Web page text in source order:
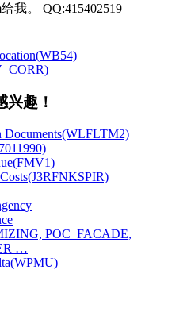
我。 QQ:415402519
趣！
Documents(WLFLTM2)
POC_FACADE,
…